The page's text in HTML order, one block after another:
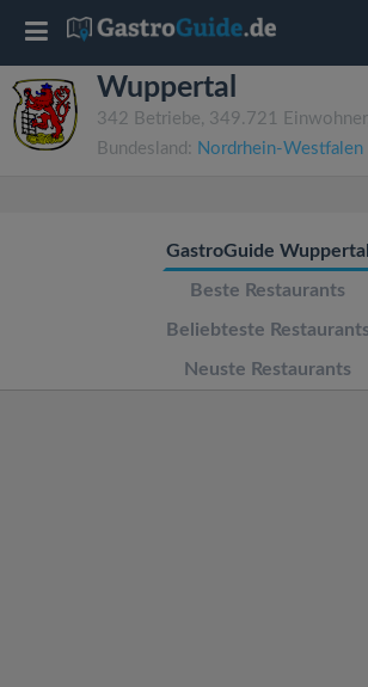
Wuppertal
342 Betriebe, 349.721
Bundesland: Nordrhein-Westfalen
GastroGuide Wuppertal
Beste Restaurants
Beliebteste Restaurants
Neuste Restaurants
T
o
g